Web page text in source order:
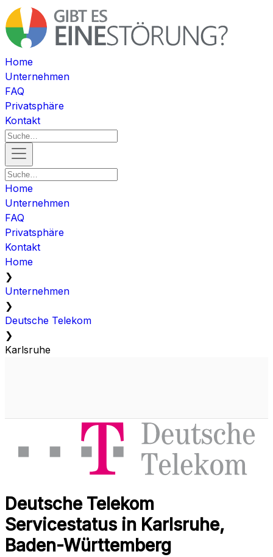
Home
Unternehmen
FAQ
Privatsphäre
Kontakt
Home
Unternehmen
FAQ
Privatsphäre
Kontakt
Home
❯
Unternehmen
❯
Deutsche Telekom
❯
Karlsruhe
Deutsche Telekom
Servicestatus in Karlsruhe,
Baden-Württemberg